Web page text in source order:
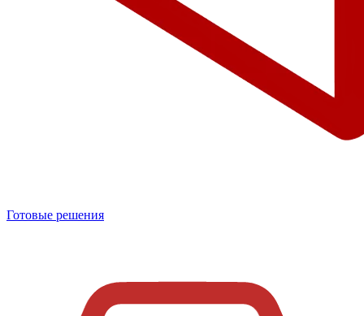
Готовые решения